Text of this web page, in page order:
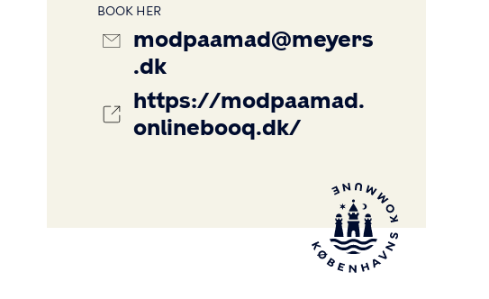
BOOK HER
modpaamad@meyers
.dk
https://modpaamad.
onlinebooq.dk/